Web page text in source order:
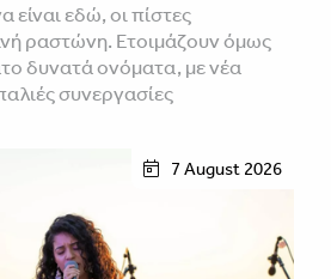
εδώ, οι πίστες
ραστώνη. Ετοιμάζουν όμως
δυνατά ονόματα, με νέα
συνεργασίες
7 August 2026